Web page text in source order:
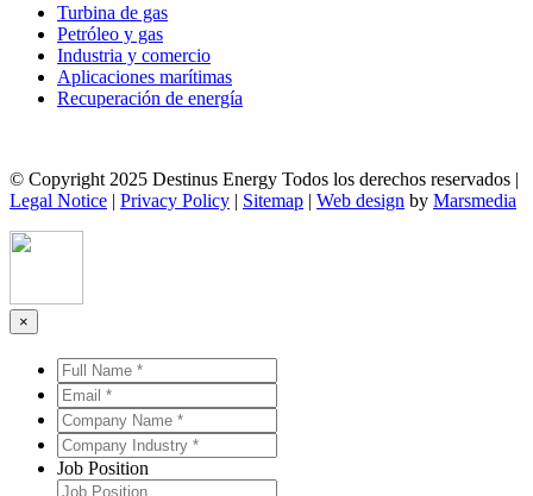
Turbina de gas
Petróleo y gas
Industria y comercio
Aplicaciones marítimas
Recuperación de energía
© Copyright 2025 Destinus Energy Todos los derechos reservados |
Legal Notice | Privacy Policy | Sitemap | Web design by Marsmedia
×
Full
Name
**
Email
**
Company
Name
**
Company
Industry
**
Job Position